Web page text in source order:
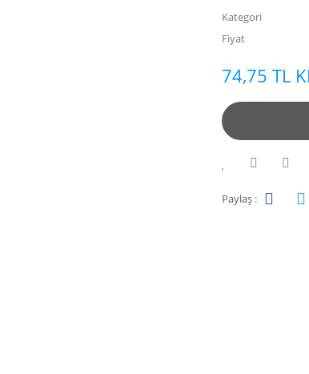
Kategori
Fiyat
74,75 TL
Paylaş :